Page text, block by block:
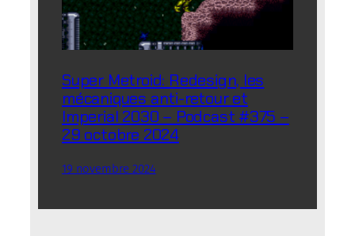
Super Metroid: Redesign, les
mécaniques anti-retour et
Imperial 2030 – Podcast #375 –
29 octobre 2024
19 novembre 2024